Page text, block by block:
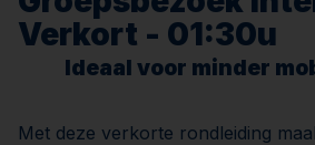
Verkort - 01:30u
Ideaal voor minder
Met deze verkorte rondleiding